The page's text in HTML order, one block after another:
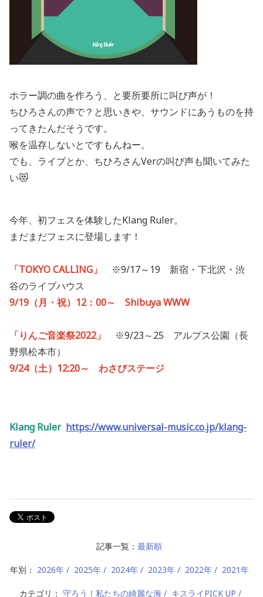
ホラー調の曲を作ろう、と要所要所に叫び声が！
ちひろさんの声で？と思いきや、サウンドにあうものを持
ってきたんだそうです。
喉を温存しないとですもんねー。
でも、ライブとか、ちひろさんVerの叫び声も聞いてみた
い😻
今年、初フェスを体験したKlang Ruler。
まだまだフェスに登場します！
「TOKYO CALLING」
※9/17～19 新宿・下北沢・渋
谷のライブハウス
9/19（月・祝）12：00～ Shibuya WWW
「りんご音楽祭2022」
※9/23～25 アルプス公園（長
野県松本市）
9/24（土）12:20～ わさびステージ
Klang Ruler https://www.universal-music.co.jp/klang-
ruler/
記事一覧： 最新順
年別： 2026年 2025年 2024年 2023年 2022年 2021年
カテゴリ： 守ろう！私たちの綺麗な海 キスライPICK UP